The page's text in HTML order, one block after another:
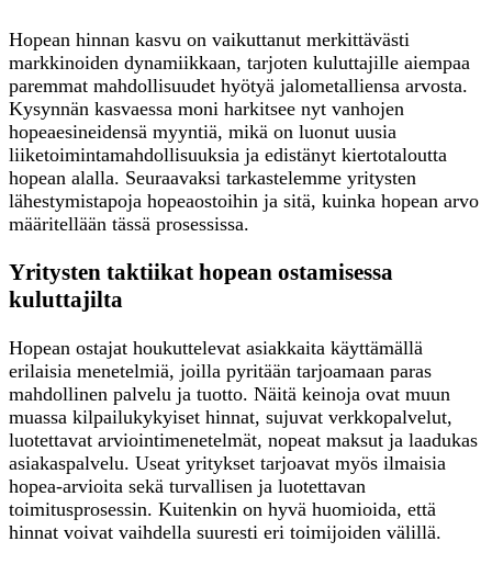
Hopean hinnan kasvu on vaikuttanut merkittävästi
markkinoiden dynamiikkaan, tarjoten kuluttajille aiempaa
paremmat mahdollisuudet hyötyä jalometalliensa arvosta.
Kysynnän kasvaessa moni harkitsee nyt vanhojen
hopeaesineidensä myyntiä, mikä on luonut uusia
liiketoimintamahdollisuuksia ja edistänyt kiertotaloutta
hopean alalla. Seuraavaksi tarkastelemme yritysten
lähestymistapoja hopeaostoihin ja sitä, kuinka hopean arvo
määritellään tässä prosessissa.
Yritysten taktiikat hopean ostamisessa
kuluttajilta
Hopean ostajat houkuttelevat asiakkaita käyttämällä
erilaisia menetelmiä, joilla pyritään tarjoamaan paras
mahdollinen palvelu ja tuotto. Näitä keinoja ovat muun
muassa kilpailukykyiset hinnat, sujuvat verkkopalvelut,
luotettavat arviointimenetelmät, nopeat maksut ja laadukas
asiakaspalvelu. Useat yritykset tarjoavat myös ilmaisia
hopea-arvioita sekä turvallisen ja luotettavan
toimitusprosessin. Kuitenkin on hyvä huomioida, että
hinnat voivat vaihdella suuresti eri toimijoiden välillä.